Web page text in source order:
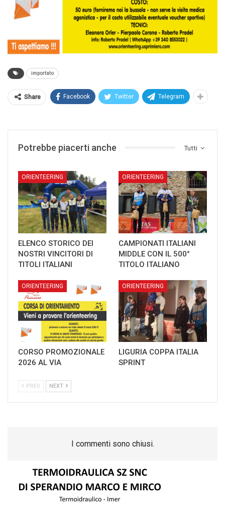
importato
Share Facebook Twitter Telegram
Tutti
Potrebbe piacerti anche
ORIENTEERING
ELENCO STORICO DEI
NOSTRI VINCITORI DI
TITOLI ITALIANI
ORIENTEERING
CAMPIONATI ITALIANI
MIDDLE CON IL 500°
TITOLO ITALIANO
ORIENTEERING
CORSO PROMOZIONALE
2026 AL VIA
ORIENTEERING
LIGURIA COPPA ITALIA
SPRINT
PREV NEXT
I commenti sono chiusi.